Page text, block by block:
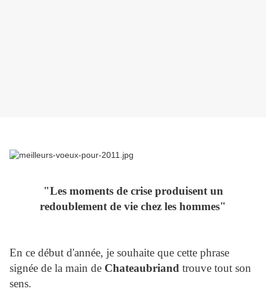
"Les moments de crise produisent un
redoublement de vie chez les hommes"
En ce début d'année, je souhaite que cette phrase
signée de la main de Chateaubriand trouve tout son
sens.